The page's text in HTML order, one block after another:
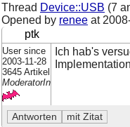
Thread Device::USB (7
Opened by renee at
ptk
User since
2003-11-28
3645 Artikel
ModeratorIn
Ich hab's